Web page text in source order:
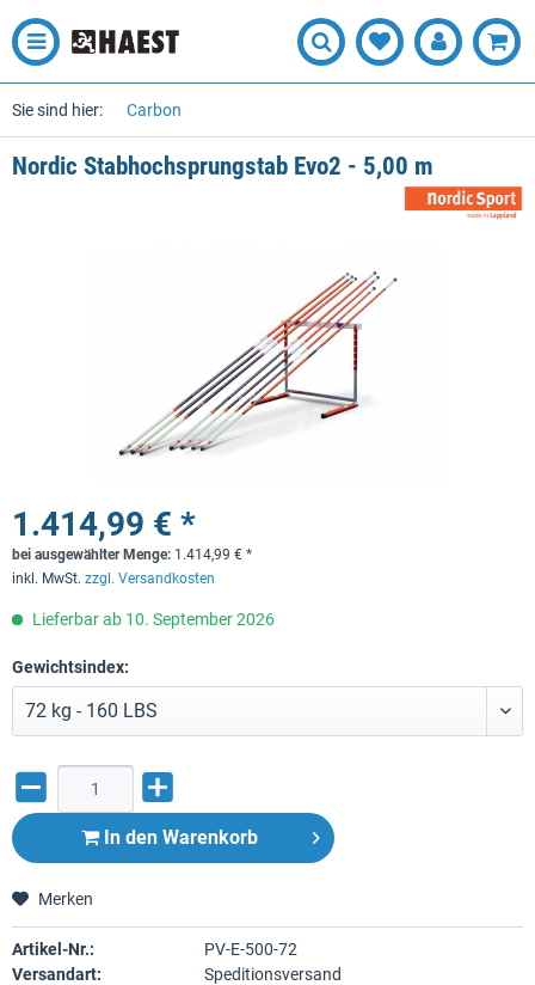
Sie sind hier: Carbon
Nordic Stabhochsprungstab Evo2 - 5,00 m
1.414,99 € *
bei ausgewählter Menge: 1.414,99 € *
inkl. MwSt. zzgl. Versandkosten
Lieferbar ab 10. September 2026
Gewichtsindex:
In den Warenkorb
Merken
Artikel-Nr.:
PV-E-500-72
Versandart:
Speditionsversand